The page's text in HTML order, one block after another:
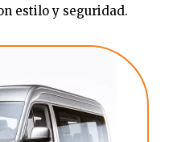
estilo y seguridad.